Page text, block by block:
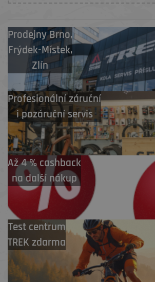
ProdejnyBrno,
Frýdek-Místek,
Zlín
Profesionální záruční
i pozáruční servis
Až 4 % cashback
na další nákup
Test centrum
TREK zdarma